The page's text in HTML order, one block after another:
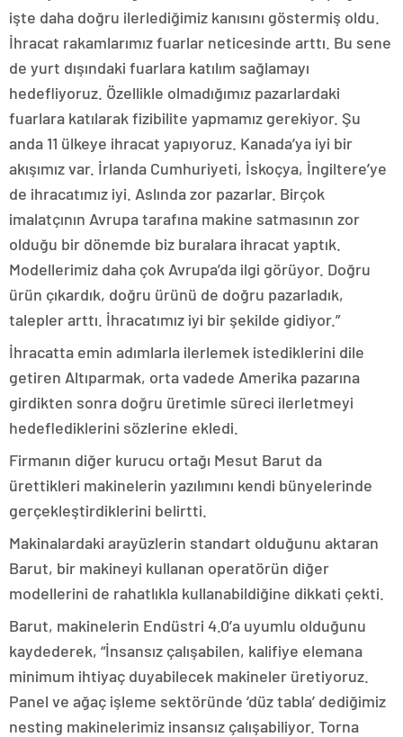
işte daha doğru ilerlediğimiz kanısını göstermiş oldu.
İhracat rakamlarımız fuarlar neticesinde arttı. Bu sene
de yurt dışındaki fuarlara katılım sağlamayı
hedefliyoruz. Özellikle olmadığımız pazarlardaki
fuarlara katılarak fizibilite yapmamız gerekiyor. Şu
anda 11 ülkeye ihracat yapıyoruz. Kanada’ya iyi bir
akışımız var. İrlanda Cumhuriyeti, İskoçya, İngiltere’ye
de ihracatımız iyi. Aslında zor pazarlar. Birçok
imalatçının Avrupa tarafına makine satmasının zor
olduğu bir dönemde biz buralara ihracat yaptık.
Modellerimiz daha çok Avrupa’da ilgi görüyor. Doğru
ürün çıkardık, doğru ürünü de doğru pazarladık,
talepler arttı. İhracatımız iyi bir şekilde gidiyor.”
İhracatta emin adımlarla ilerlemek istediklerini dile
getiren Altıparmak, orta vadede Amerika pazarına
girdikten sonra doğru üretimle süreci ilerletmeyi
hedeflediklerini sözlerine ekledi.
Firmanın diğer kurucu ortağı Mesut Barut da
ürettikleri makinelerin yazılımını kendi bünyelerinde
gerçekleştirdiklerini belirtti.
Makinalardaki arayüzlerin standart olduğunu aktaran
Barut, bir makineyi kullanan operatörün diğer
modellerini de rahatlıkla kullanabildiğine dikkati çekti.
Barut, makinelerin Endüstri 4.0’a uyumlu olduğunu
kaydederek, “İnsansız çalışabilen, kalifiye elemana
minimum ihtiyaç duyabilecek makineler üretiyoruz.
Panel ve ağaç işleme sektöründe ‘düz tabla’ dediğimiz
nesting makinelerimiz insansız çalışabiliyor. Torna